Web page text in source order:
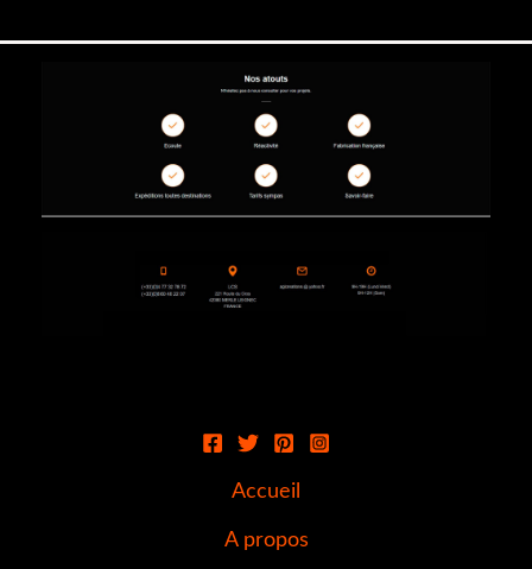
Accueil
A propos